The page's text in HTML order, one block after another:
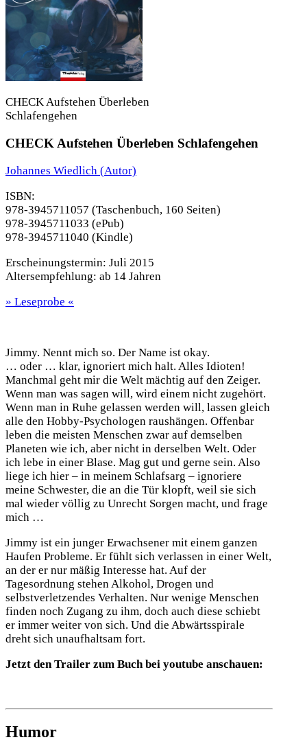
CHECK Aufstehen Überleben
Schlafengehen
CHECK Aufstehen Überleben Schlafengehen
Johannes Wiedlich (Autor)
ISBN:
978-3945711057 (Taschenbuch, 160 Seiten)
978-3945711033 (ePub)
978-3945711040 (Kindle)
Erscheinungstermin: Juli 2015
Altersempfehlung: ab 14 Jahren
» Leseprobe «
Jimmy. Nennt mich so. Der Name ist okay.
… oder … klar, ignoriert mich halt. Alles Idioten!
Manchmal geht mir die Welt mächtig auf den Zeiger.
Wenn man was sagen will, wird einem nicht zugehört.
Wenn man in Ruhe gelassen werden will, lassen gleich
alle den Hobby-Psychologen raushängen. Offenbar
leben die meisten Menschen zwar auf demselben
Planeten wie ich, aber nicht in derselben Welt. Oder
ich lebe in einer Blase. Mag gut und gerne sein. Also
liege ich hier – in meinem Schlafsarg – ignoriere
meine Schwester, die an die Tür klopft, weil sie sich
mal wieder völlig zu Unrecht Sorgen macht, und frage
mich …
Jimmy ist ein junger Erwachsener mit einem ganzen
Haufen Probleme. Er fühlt sich verlassen in einer Welt,
an der er nur mäßig Interesse hat. Auf der
Tagesordnung stehen Alkohol, Drogen und
selbstverletzendes Verhalten. Nur wenige Menschen
finden noch Zugang zu ihm, doch auch diese schiebt
er immer weiter von sich. Und die Abwärtsspirale
dreht sich unaufhaltsam fort.
Jetzt den Trailer zum Buch bei youtube anschauen:
Humor